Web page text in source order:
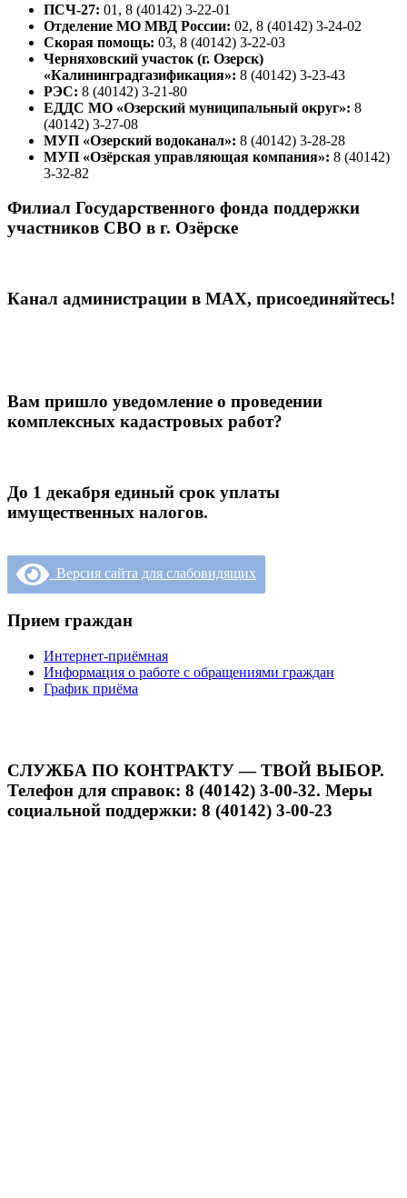
ПСЧ-27: 01, 8 (40142) 3-22-01
Отделение МО МВД России: 02, 8 (40142) 3-24-02
Скорая помощь: 03, 8 (40142) 3-22-03
Черняховский участок (г. Озерск)
«Калининградгазификация»: 8 (40142) 3-23-43
РЭС: 8 (40142) 3-21-80
ЕДДС МО «Озерский муниципальный округ»: 8
(40142) 3-27-08
МУП «Озерский водоканал»: 8 (40142) 3-28-28
МУП «Озёрская управляющая компания»: 8 (40142)
3-32-82
Филиал Государственного фонда поддержки
участников СВО в г. Озёрске
Канал администрации в МАХ, присоединяйтесь!
Вам пришло уведомление о проведении
комплексных кадастровых работ?
До 1 декабря единый срок уплаты
имущественных налогов.
Версия сайта для слабовидящих
Прием граждан
Интернет-приёмная
Информация о работе с обращениями граждан
График приёма
СЛУЖБА ПО КОНТРАКТУ — ТВОЙ ВЫБОР.
Телефон для справок: 8 (40142) 3-00-32. Меры
социальной поддержки: 8 (40142) 3-00-23